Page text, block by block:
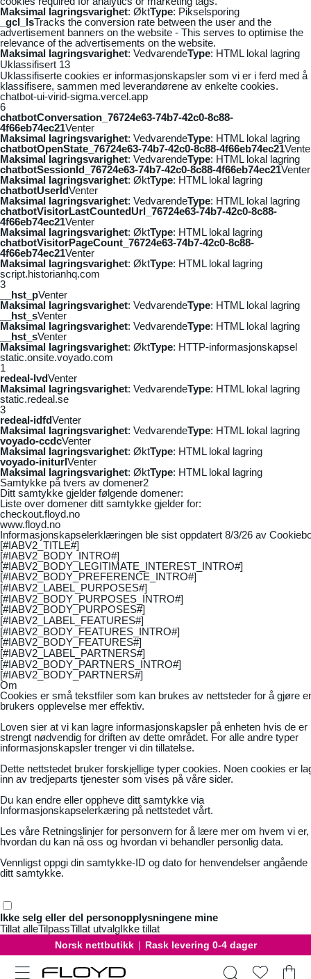
Maksimal lagringsvarighet: ØktType: Pikselsporing
_gcl_lsTracks the conversion rate between the user and the
advertisement banners on the website - This serves to optimise the
relevance of the advertisements on the website.
Maksimal lagringsvarighet: VedvarendeType: HTML lokal lagring
Uklassifisert 13
Uklassifiserte cookies er informasjonskapsler som vi er i ferd med å
klassifisere, sammen med leverandørene av enkelte cookies.
chatbot-ui-virid-sigma.vercel.app
6
chatbotConversation_76724e63-74b7-42c0-8c88-
4f66eb74ec21Venter
Maksimal lagringsvarighet: VedvarendeType: HTML lokal lagring
chatbotOpenState_76724e63-74b7-42c0-8c88-4f66eb74ec21
Maksimal lagringsvarighet: VedvarendeType: HTML lokal lagring
chatbotSessionId_76724e63-74b7-42c0-8c88-4f66eb74ec21Venter
Maksimal lagringsvarighet: ØktType: HTML lokal lagring
chatbotUserIdVenter
Maksimal lagringsvarighet: VedvarendeType: HTML lokal lagring
chatbotVisitorLastCountedUrl_76724e63-74b7-42c0-8c88-
4f66eb74ec21Venter
Maksimal lagringsvarighet: ØktType: HTML lokal lagring
chatbotVisitorPageCount_76724e63-74b7-42c0-8c88-
4f66eb74ec21Venter
Maksimal lagringsvarighet: ØktType: HTML lokal lagring
script.historianhq.com
3
__hst_pVenter
Maksimal lagringsvarighet: VedvarendeType: HTML lokal lagring
__hst_sVenter
Maksimal lagringsvarighet: VedvarendeType: HTML lokal lagring
__hst_sVenter
Maksimal lagringsvarighet: ØktType: HTTP-informasjonskapsel
static.onsite.voyado.com
1
redeal-lvdVenter
Maksimal lagringsvarighet: VedvarendeType: HTML lokal lagring
static.redeal.se
3
redeal-idfdVenter
Maksimal lagringsvarighet: VedvarendeType: HTML lokal lagring
voyado-ccdcVenter
Maksimal lagringsvarighet: ØktType: HTML lokal lagring
voyado-initurlVenter
Maksimal lagringsvarighet: ØktType: HTML lokal lagring
Samtykke på tvers av domener2
Ditt samtykke gjelder følgende domener:
Liste over domener ditt samtykke gjelder for:
checkout.floyd.no
www.floyd.no
Informasjonskapselerklæringen ble sist oppdatert 8/3/26 av
[#IABV2_TITLE#]
[#IABV2_BODY_INTRO#]
[#IABV2_BODY_LEGITIMATE_INTEREST_INTRO#]
[#IABV2_BODY_PREFERENCE_INTRO#]
[#IABV2_LABEL_PURPOSES#]
[#IABV2_BODY_PURPOSES_INTRO#]
[#IABV2_BODY_PURPOSES#]
[#IABV2_LABEL_FEATURES#]
[#IABV2_BODY_FEATURES_INTRO#]
[#IABV2_BODY_FEATURES#]
[#IABV2_LABEL_PARTNERS#]
[#IABV2_BODY_PARTNERS_INTRO#]
[#IABV2_BODY_PARTNERS#]
Om
Cookies er små tekstfiler som kan brukes av nettsteder for å gjøre
brukers opplevelse mer effektiv.
Loven sier at vi kan lagre informasjonskapsler på enheten hvis de er
strengt nødvendig for driften av dette området. For alle andre typer
informasjonskapsler trenger vi din tillatelse.
Dette nettstedet bruker forskjellige typer cookies. Noen cookies er
inn av tredjeparts tjenester som vises på våre sider.
Du kan endre eller oppheve ditt samtykke via
Informasjonskapselerkæring på nettstedet vårt.
Les våre Retningslinjer for personvern for å lære mer om hvem vi er,
hvordan du kan nå oss og hvordan vi behandler personlig data.
Vennligst oppgi din samtykke-ID og dato for henvendelser angående
ditt samtykke.
Ikke selg eller del personopplysningene mine
Tillat alleTilpassTillat utvalgIkke tillat
Norsk nettbutikk | Rask levering 0-4 dager